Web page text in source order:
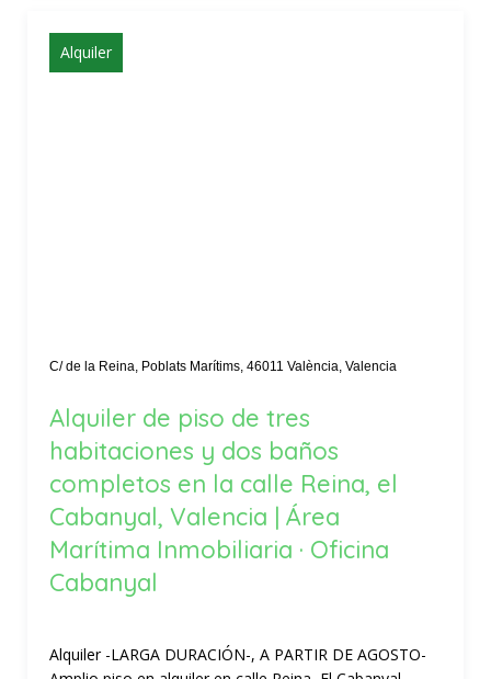
Alquiler
C/ de la Reina, Poblats Marítims, 46011 València, Valencia
Alquiler de piso de tres
habitaciones y dos baños
completos en la calle Reina, el
Cabanyal, Valencia | Área
Marítima Inmobiliaria · Oficina
Cabanyal
Alquiler -LARGA DURACIÓN-, A PARTIR DE AGOSTO-